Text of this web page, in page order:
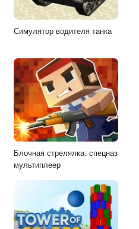
Симулятор водителя танка
Блочная стрелялка: спецназ
мультиплеер